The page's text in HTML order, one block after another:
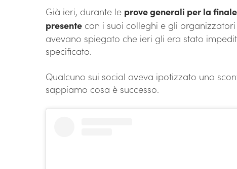
Già ieri, durante le prove generali per la finale
presente con i suoi colleghi e gli
avevano spiegato che ieri gli era stato
specificato.
Qualcuno sui social aveva ipotizzato uno
sappiamo cosa è successo.